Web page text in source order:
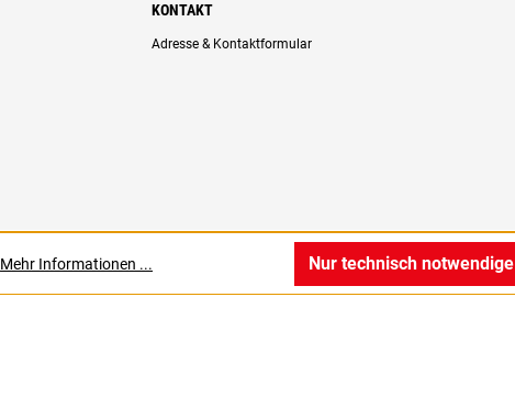
KONTAKT
Adresse & Kontaktformular
Mehr Informationen ... Nur technisch notwendige